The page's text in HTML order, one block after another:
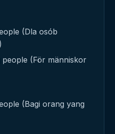
(Dla osób
people (För människor
(Bagi orang yang